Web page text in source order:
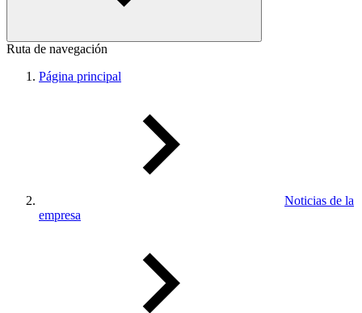
Ruta de navegación
Página principal
Noticias de la
empresa